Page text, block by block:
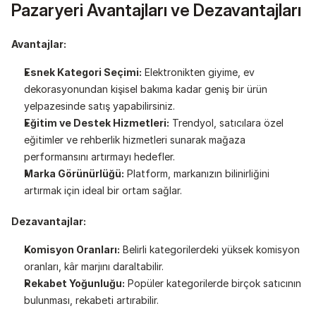
Pazaryeri Avantajları ve Dezavantajları
Avantajlar:
Esnek Kategori Seçimi: Elektronikten giyime, ev
dekorasyonundan kişisel bakıma kadar geniş bir ürün
yelpazesinde satış yapabilirsiniz.
Eğitim ve Destek Hizmetleri: Trendyol, satıcılara özel
eğitimler ve rehberlik hizmetleri sunarak mağaza
performansını artırmayı hedefler.
Marka Görünürlüğü: Platform, markanızın bilinirliğini
artırmak için ideal bir ortam sağlar.
Dezavantajlar:
Komisyon Oranları: Belirli kategorilerdeki yüksek komisyon
oranları, kâr marjını daraltabilir.
Rekabet Yoğunluğu: Popüler kategorilerde birçok satıcının
bulunması, rekabeti artırabilir.